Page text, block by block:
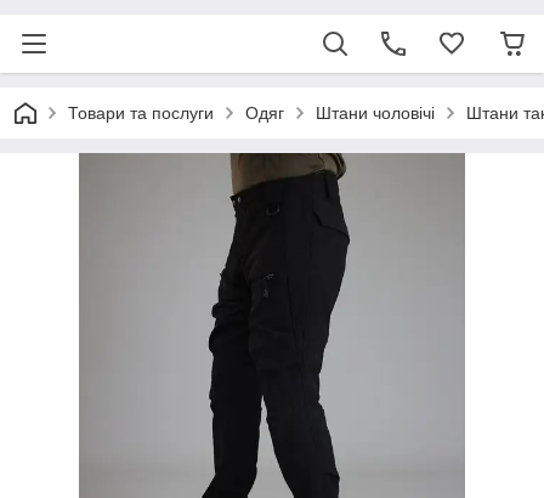
Товари та послуги Одяг Штани чоловічі Штани